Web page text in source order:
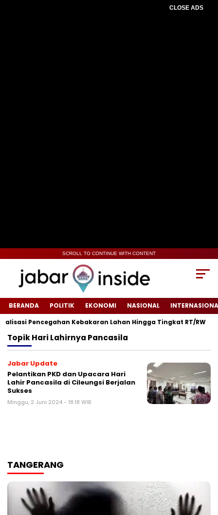
CLOSE ADS
SCROLL TO CONTINUE WITH CONTENT
BERANDA POLITIK EKONOMI NASIONAL
Pencegahan Kebakaran Lahan Hingga Tingkat RT/RW‎
TopikHari Lahirnya Pancasila
Jabar Update
Pelantikan PKD dan Upacara Hari
Lahir Pancasila di Cileungsi Berjalan
Sukses
Minggu, 2 Juni 2024 - 18:18 WIB
TANGERANG